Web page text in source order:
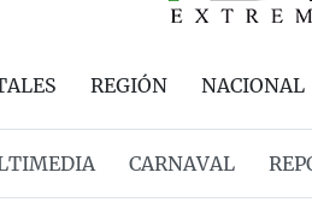
REGIÓN NACIONAL
CARNAVAL